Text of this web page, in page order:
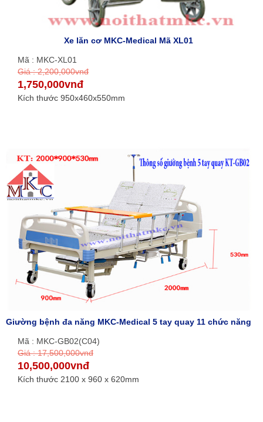
Xe lăn cơ MKC-Medical Mã XL01
Mã : MKC-XL01
Giá : 2,200,000vnđ
1,750,000vnđ
Kích thước 950x460x550mm
Giường bệnh đa năng MKC-Medical 5 tay quay 11 chức năng
Mã : MKC-GB02(C04)
Giá : 17,500,000vnđ
10,500,000vnđ
Kích thước 2100 x 960 x 620mm